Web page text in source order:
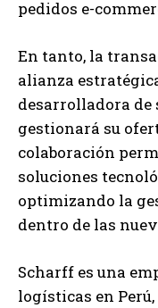
pedidos e-
En tanto, la
alianza
desarrolladora de
gestionará su
colaboración
soluciones
optimizando la
dentro de las
Scharff es una
logísticas en